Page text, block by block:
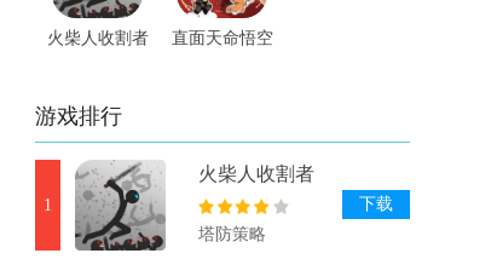
火柴人收割者
直面天命悟空
游戏排行
1
火柴人收割者
内置修改器手
游
塔防策略
下载